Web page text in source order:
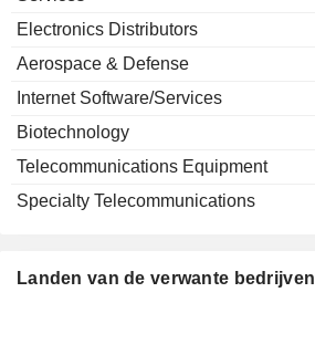
Electronics Distributors
Aerospace & Defense
Internet Software/Services
Biotechnology
Telecommunications Equipment
Specialty Telecommunications
Landen van de verwante bedrijven